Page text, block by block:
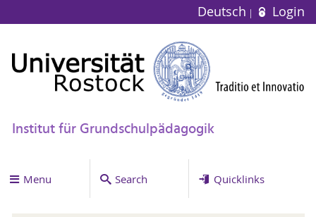
Deutsch Login
Institut für Grundschulpädagogik
Menu Search Quicklinks